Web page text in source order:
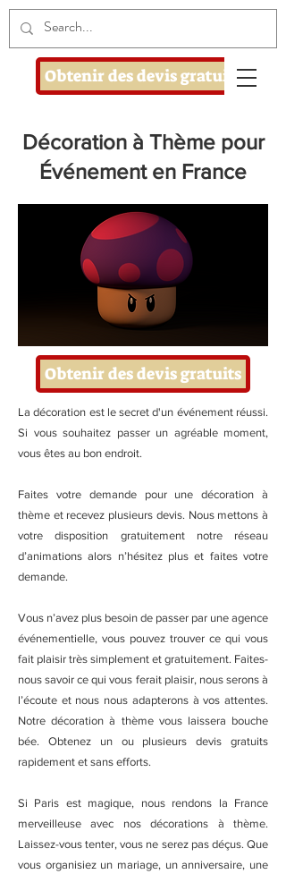
Obtenir des devis gratuits
Décoration à Thème pour
Événement en France
Obtenir des devis gratuits
La décoration est le secret d'un événement réussi.
Si vous souhaitez passer un agréable moment,
vous êtes au bon endroit.
Faites votre demande pour une décoration à
thème et recevez plusieurs devis. Nous mettons à
votre disposition gratuitement notre réseau
d’animations alors n’hésitez plus et faites votre
demande.
Vous n’avez plus besoin de passer par une agence
événementielle, vous pouvez trouver ce qui vous
fait plaisir très simplement et gratuitement. Faites-
nous savoir ce qui vous ferait plaisir, nous serons à
l’écoute et nous nous adapterons à vos attentes.
Notre décoration à thème vous laissera bouche
bée. Obtenez un ou plusieurs devis gratuits
rapidement et sans efforts.
Si Paris est magique, nous rendons la France
merveilleuse avec nos décorations à thème.
Laissez-vous tenter, vous ne serez pas déçus. Que
vous organisiez un mariage, un anniversaire, une